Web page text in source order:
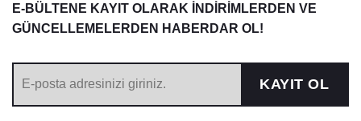
E-BÜLTENE KAYIT OLARAK İNDİRİMLERDEN VE
GÜNCELLEMELERDEN HABERDAR OL!
KAYIT OL